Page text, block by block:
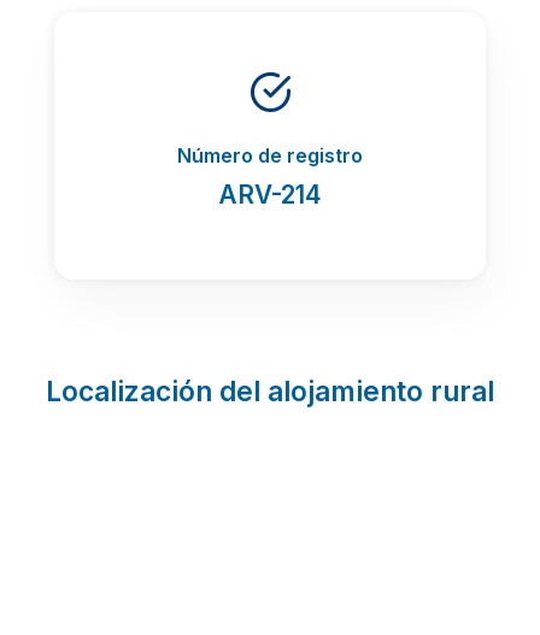
Número de registro
ARV-214
Localización del alojamiento rural